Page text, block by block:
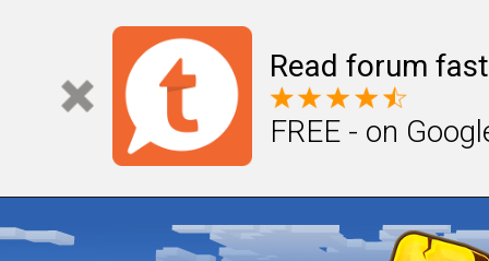
Read forum
FREE - on